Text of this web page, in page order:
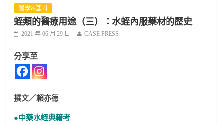
醫學&基因
蛭類的醫療用途（三）：水蛭內服藥材的歷史
2021 年 06 月 29 日 CASE PRESS
分享至
撰文／賴亦德
●中藥水蛭典籍考